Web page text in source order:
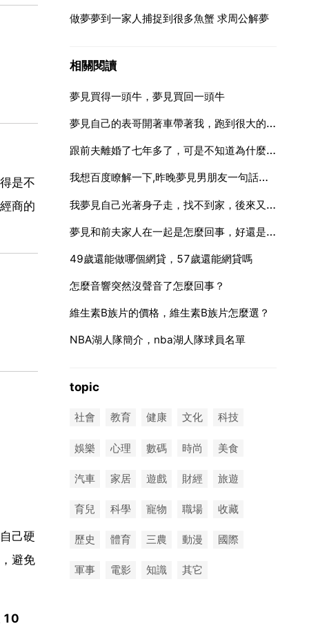
是不
商的
己硬
避免
10
做夢夢到一家人捕捉到很多魚蟹 求周公解夢
相關閱讀
夢見買得一頭牛，夢見買回一頭牛
夢見自己的表哥開著車帶著我，跑到很大的駕校，車速很高，急轉彎，車輪子飛了出去，都沒有受傷這
跟前夫離婚了七年多了，可是不知道為什麼經常會夢見前夫的媽媽，每次夢見前夫的媽媽的時候，她的表現不是
我想百度瞭解一下,昨晚夢見男朋友一句話也沒有說,是什麼意思呢
我夢見自己光著身子走，找不到家，後來又夢見跟前夫在一起滑雪
夢見和前夫家人在一起是怎麼回事，好還是不好。請周公幫我解一下
49歲還能做哪個網貸，57歲還能網貸嗎
怎麼音響突然沒聲音了怎麼回事？
維生素B族片的價格，維生素B族片怎麼選？
NBA湖人隊簡介，nba湖人隊球員名單
topic
社會 教育 健康 文化 科技
娛樂 心理 數碼 時尚 美食
汽車 家居 遊戲 財經 旅遊
育兒 科學 寵物 職場 收藏
歷史 體育 三農 動漫 國際
軍事 電影 知識 其它